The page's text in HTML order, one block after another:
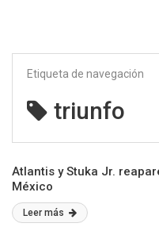
Etiqueta de navegación
triunfo
Atlantis y Stuka Jr.
México
Leer más